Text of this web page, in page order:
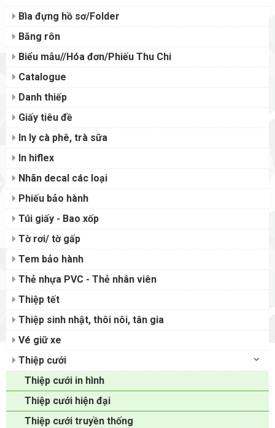
Bìa đựng hồ sơ/Folder
Băng rôn
Biểu mẫu//Hóa đơn/Phiếu Thu Chi
Catalogue
Danh thiếp
Giấy tiêu đề
In ly cà phê, trà sữa
In hiflex
Nhãn decal các loại
Phiếu bảo hành
Túi giấy - Bao xốp
Tờ rơi/ tờ gấp
Tem bảo hành
Thẻ nhựa PVC - Thẻ nhân viên
Thiệp tết
Thiệp sinh nhật, thôi nôi, tân gia
Vé giữ xe
Thiệp cưới
Thiệp cưới in hình
Thiệp cưới hiện đại
Thiệp cưới truyền thống